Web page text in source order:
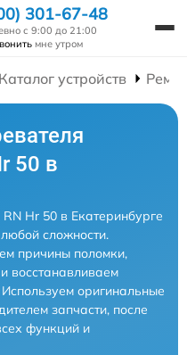
301-67-48
с 9:00 до 21:00
мне утром
Каталог устройств
50 в
Hr 50 в Екатеринбурге
сложности.
причины поломки,
восстанавливаем
Используем оригинальные
запчасти, после
функций и